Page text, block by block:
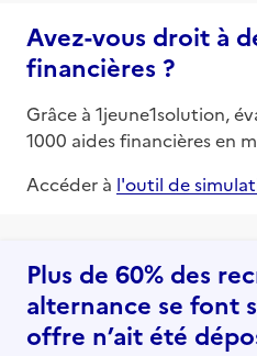
Avez-vous droit à
financières ?
Grâce à 1jeune1solution,
1000 aides financières en
Accéder à l'outil de
Plus de 60% des
alternance se font
offre n’ait été